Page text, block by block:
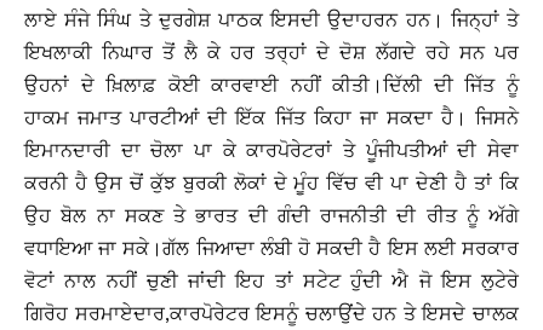
ਲਾਏ ਸੰਜੇ ਸਿੰਘ ਤੇ ਦੁਰਗੇਸ਼ ਪਾਠਕ ਇਸਦੀ ਉਦਾਹਰਨ ਹਨ। ਜਿਨ੍ਹਾਂ ਤੇ
ਇਖਲਾਕੀ ਨਿਘਾਰ ਤੋਂ ਲੈ ਕੇ ਹਰ ਤਰ੍ਹਾਂ ਦੇ ਦੋਸ਼ ਲੱਗਦੇ ਰਹੇ ਸਨ ਪਰ
ਉਹਨਾਂ ਦੇ ਖ਼ਿਲਾਫ਼ ਕੋਈ ਕਾਰਵਾਈ ਨਹੀਂ ਕੀਤੀ।ਦਿੱਲੀ ਦੀ ਜਿੱਤ ਨੂੰ
ਹਾਕਮ ਜਮਾਤ ਪਾਰਟੀਆਂ ਦੀ ਇੱਕ ਜਿੱਤ ਕਿਹਾ ਜਾ ਸਕਦਾ ਹੈ। ਜਿਸਨੇ
ਇਮਾਨਦਾਰੀ ਦਾ ਚੋਲਾ ਪਾ ਕੇ ਕਾਰਪੋਰੇਟਰਾਂ ਤੇ ਪੂੰਜੀਪਤੀਆਂ ਦੀ ਸੇਵਾ
ਕਰਨੀ ਹੈ ਉਸ ਚੋਂ ਕੁੱਝ ਬੁਰਕੀ ਲੋਕਾਂ ਦੇ ਮੂੰਹ ਵਿੱਚ ਵੀ ਪਾ ਦੇਣੀ ਹੈ ਤਾਂ ਕਿ
ਉਹ ਬੋਲ ਨਾ ਸਕਣ ਤੇ ਭਾਰਤ ਦੀ ਗੰਦੀ ਰਾਜਨੀਤੀ ਦੀ ਰੀਤ ਨੂੰ ਅੱਗੇ
ਵਧਾਇਆ ਜਾ ਸਕੇ।ਗੱਲ ਜਿਆਦਾ ਲੰਬੀ ਹੋ ਸਕਦੀ ਹੈ ਇਸ ਲਈ ਸਰਕਾਰ
ਵੋਟਾਂ ਨਾਲ ਨਹੀਂ ਚੁਣੀ ਜਾਂਦੀ ਇਹ ਤਾਂ ਸਟੇਟ ਹੁੰਦੀ ਐ ਜੋ ਇਸ ਲੁਟੇਰੇ
ਗਿਰੋਹ ਸਰਮਾਏਦਾਰ,ਕਾਰਪੋਰੇਟਰ ਇਸਨੂੰ ਚਲਾਉਂਦੇ ਹਨ ਤੇ ਇਸਦੇ ਚਾਲਕ